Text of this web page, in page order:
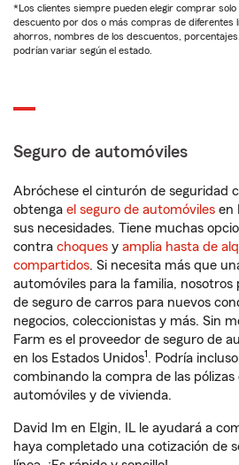
*Los clientes siempre pueden elegir comprar solo
descuento por dos o más compras de diferentes
ahorros, nombres de los descuentos,
podrían variar según el estado.
Seguro de automóviles
Abróchese el cinturón de seguridad
obtenga el seguro de automóviles en
sus necesidades. Tiene muchas
contra choques y amplia hasta de
compartidos. Si necesita más que
automóviles para la familia,
de seguro de carros para nuevos
negocios, coleccionistas y más. Sin
Farm es el proveedor de seguro de
en los Estados Unidos1. Podría
combinando la compra de las pólizas
automóviles y de vivienda.
David Im en Elgin, IL le ayudará a
haya completado una cotización de